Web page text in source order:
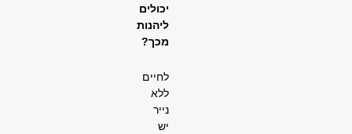
יכולים
ליהנות
מכך?
לחיים
ללא
נייר
יש